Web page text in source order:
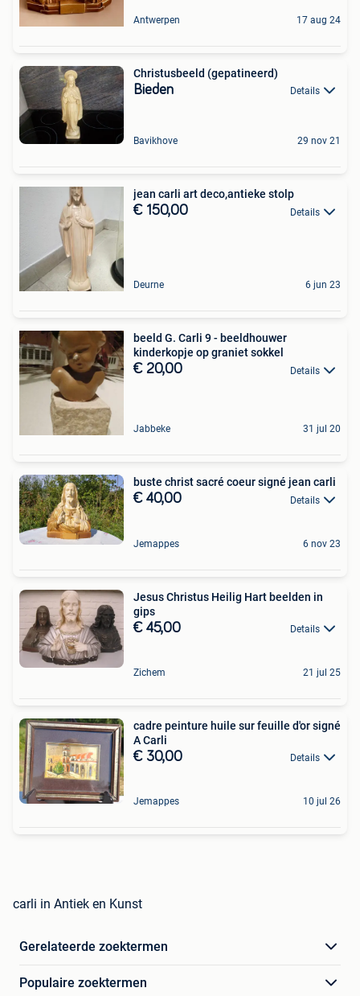
Antwerpen 17 aug 24
Christusbeeld (gepatineerd)
Bieden Details
Bavikhove 29 nov 21
jean carli art deco,antieke stolp
€ 150,00 Details
Deurne 6 jun 23
beeld G. Carli 9 - beeldhouwer
kinderkopje op graniet sokkel
€ 20,00 Details
Jabbeke 31 jul 20
buste christ sacré coeur signé jean carli
€ 40,00 Details
Jemappes 6 nov 23
Jesus Christus Heilig Hart beelden in
gips
€ 45,00 Details
Zichem 21 jul 25
cadre peinture huile sur feuille d'or signé
A Carli
€ 30,00 Details
Jemappes 10 jul 26
carli in Antiek en Kunst
Gerelateerde zoektermen
Populaire zoektermen